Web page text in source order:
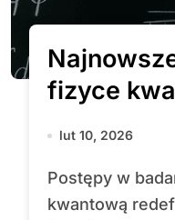
fizyce
lut 10, 2026
Postępy w badaniach nad fizyką
kwantową